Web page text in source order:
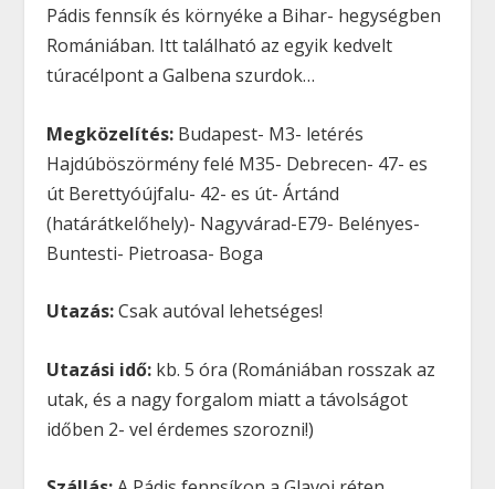
Pádis fennsík és környéke a Bihar- hegységben
Romániában. Itt található az egyik kedvelt
túracélpont a Galbena szurdok…
Megközelítés: Budapest- M3- letérés
Hajdúböszörmény felé M35- Debrecen- 47- es
út Berettyóújfalu- 42- es út- Ártánd
(határátkelőhely)- Nagyvárad-E79- Belényes-
Buntesti- Pietroasa- Boga
Utazás:Csak autóval lehetséges!
Utazási idő: kb. 5 óra (Romániában rosszak az
utak, és a nagy forgalom miatt a távolságot
időben 2- vel érdemes szorozni!)